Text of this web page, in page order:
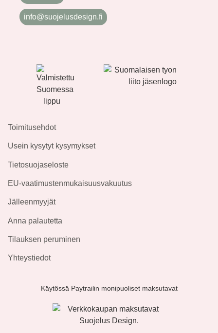
info@suojelusdesign.fi
Toimitusehdot
Usein kysytyt kysymykset
Tietosuojaseloste
EU-vaatimustenmukaisuusvakuutus
Jälleenmyyjät
Anna palautetta
Tilauksen peruminen
Yhteystiedot
Käytössä Paytrailin monipuoliset maksutavat